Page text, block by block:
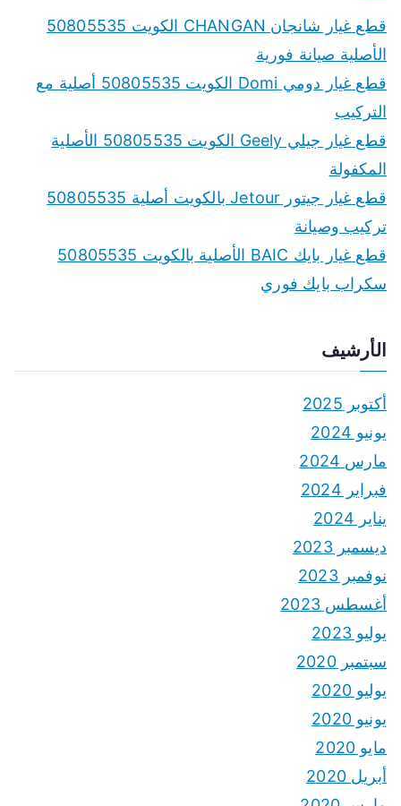
قطع غيار شانجان CHANGAN الكويت 50805535
الأصلية صيانة فورية
قطع غيار دومي Domi الكويت 50805535 أصلية مع
التركيب
قطع غيار جيلي Geely الكويت 50805535 الأصلية
المكفولة
قطع غيار جيتور Jetour بالكويت أصلية 50805535
تركيب وصيانة
قطع غيار بايك BAIC الأصلية بالكويت 50805535
سكراب بايك فوري
الأرشيف
أكتوبر 2025
يونيو 2024
مارس 2024
فبراير 2024
يناير 2024
ديسمبر 2023
نوفمبر 2023
أغسطس 2023
يوليو 2023
سبتمبر 2020
يوليو 2020
يونيو 2020
مايو 2020
أبريل 2020